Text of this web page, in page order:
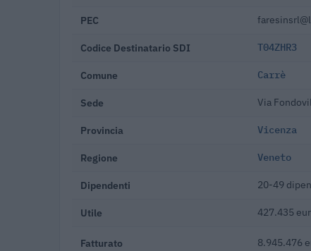
PEC
Codice Destinatario SDI T04ZHR3
Comune Carrè
Sede Via
Provincia Vicenza
Regione Veneto
Dipendenti 20-49
Utile 427.435
Fatturato 8.945.476